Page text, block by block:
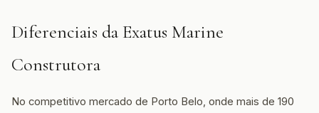
Diferenciais da Exatus Marine
Construtora
No competitivo mercado de Porto Belo, onde mais de 190